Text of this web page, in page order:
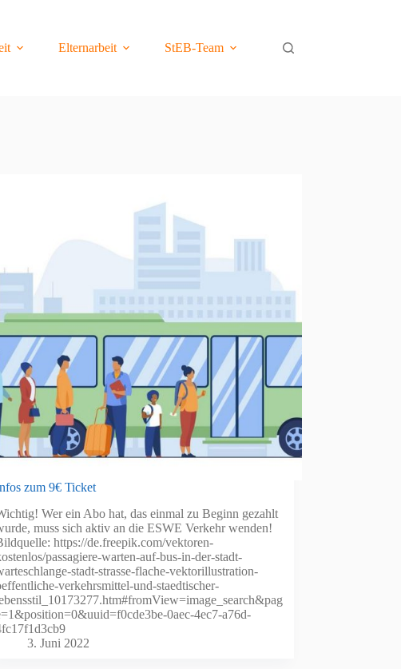
Elternarbeit StEB-Team
zum 9€ Ticket
Wer ein Abo hat, das einmal zu Beginn gezahlt
muss sich aktiv an die ESWE Verkehr wenden!
https://de.freepik.com/vektoren-
passagiere-warten-auf-bus-in-der-stadt-
stadt-strasse-flache-vektorillustration-
verkehrsmittel-und-staedtischer-
0aec-4ec7-a76d-
3. Juni 2022